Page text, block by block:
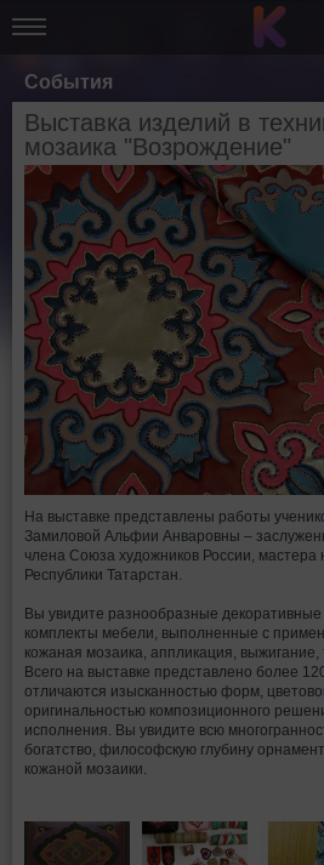
События
Выставка изделий в
мозаика "Возрождение"
На выставке представлены работы
Замиловой Альфии Анваровны –
члена Союза художников России,
Республики Татарстан.
Вы увидите разнообразные
комплекты мебели, выполненные с
кожаная мозаика, аппликация,
Всего на выставке представлено более
отличаются изысканностью форм,
оригинальностью композиционного
исполнения. Вы увидите всю
богатство, философскую глубину
кожаной мозаики.